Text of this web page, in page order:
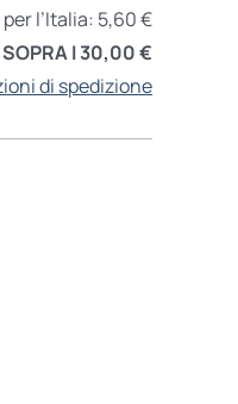
l’Italia: 5,60 €
SOPRA I 30,00 €
di spedizione